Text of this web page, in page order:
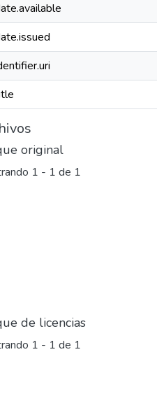
original
1 - 1 de 1
de licencias
1 - 1 de 1